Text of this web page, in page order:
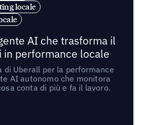
locale
AI che trasforma il
in performance locale
di Uberall per la performance
AI autonomo che monitora
conta di più e fa il lavoro.